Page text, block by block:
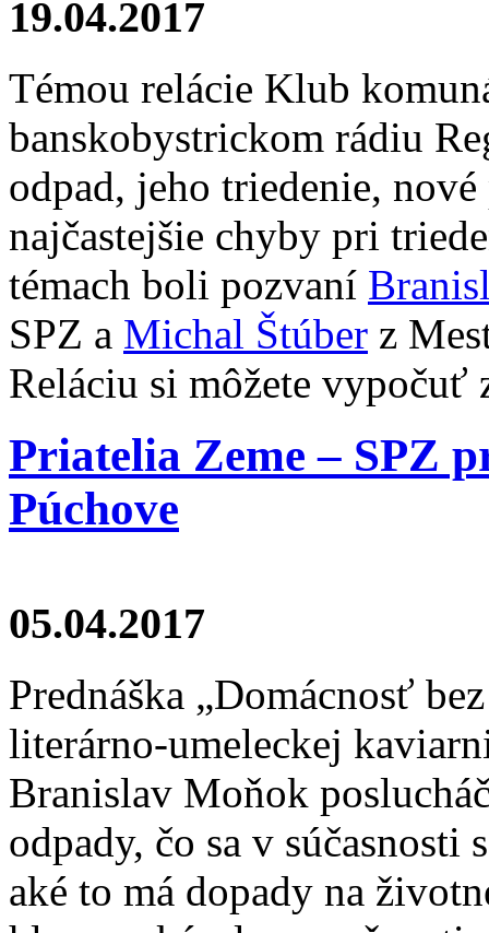
19.04.2017
Témou relácie Klub
banskobystrickom rádiu
odpad, jeho triedenie,
najčastejšie chyby pri
témach boli pozvaní
SPZ a Michal Štúber z
Reláciu si môžete vypočuť
Priatelia Zeme – SPZ
Púchove
05.04.2017
Prednáška „Domácnosť
literárno-umeleckej
Branislav Moňok
odpady, čo sa v
aké to má dopady na